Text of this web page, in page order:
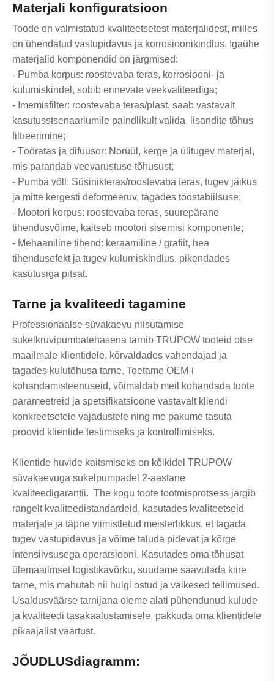
Materjali konfiguratsioon
Toode on valmistatud kvaliteetsetest materjalidest, milles
on ühendatud vastupidavus ja korrosioonikindlus. Igaühe
materjalid komponendid on järgmised:
- Pumba korpus: roostevaba teras, korrosiooni- ja
kulumiskindel, sobib erinevate veekvaliteediga;
- Imemisfilter: roostevaba teras/plast, saab vastavalt
kasutusstsenaariumile paindlikult valida, lisandite tõhus
filtreerimine;
- Tööratas ja difuusor: Norüül, kerge ja ülitugev materjal,
mis parandab veevarustuse tõhusust;
- Pumba võll: Süsinikteras/roostevaba teras, tugev jäikus
ja mitte kergesti deformeeruv, tagades tööstabiilsuse;
- Mootori korpus: roostevaba teras, suurepärane
tihendusvõime, kaitseb mootori sisemisi komponente;
- Mehaaniline tihend: keraamiline / grafiit, hea
tihendusefekt ja tugev kulumiskindlus, pikendades
kasutusiga pitsat.
Tarne ja kvaliteedi tagamine
Professionaalse süvakaevu niisutamise
sukelkruvipumbatehasena tarnib TRUPOW tooteid otse
maailmale klientidele, kõrvaldades vahendajad ja
tagades kulutõhusa tarne. Toetame OEM-i
kohandamisteenuseid, võimaldab meil kohandada toote
parameetreid ja spetsifikatsioone vastavalt kliendi
konkreetsetele vajadustele ning me pakume tasuta
proovid klientide testimiseks ja kontrollimiseks.
Klientide huvide kaitsmiseks on kõikidel TRUPOW
süvakaevuga sukelpumpadel 2-aastane
kvaliteedigarantii. The kogu toote tootmisprotsess järgib
rangelt kvaliteedistandardeid, kasutades kvaliteetseid
materjale ja täpne viimistletud meisterlikkus, et tagada
tugev vastupidavus ja võime taluda pidevat ja kõrge
intensiivsusega operatsiooni. Kasutades oma tõhusat
ülemaailmset logistikavõrku, suudame saavutada kiire
tarne, mis mahutab nii hulgi ostud ja väikesed tellimused.
Usaldusväärse tarnijana oleme alati pühendunud kulude
ja kvaliteedi tasakaalustamisele, pakkuda oma klientidele
pikaajalist väärtust.
JÕUDLUSdiagramm: